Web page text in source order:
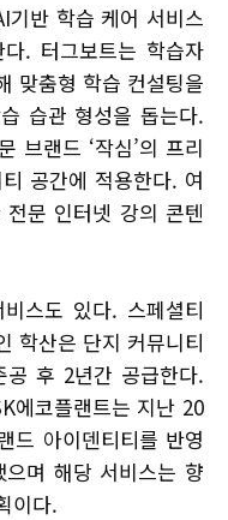
기반 학습 케어 서비스
. 터그보트는 학습자
맞춤형 학습 컨설팅을
습관 형성을 돕는다.
브랜드 ‘작심’의 프리
공간에 적용한다. 여
문 인터넷 강의 콘텐
스도 있다. 스페셜티
학산은 단지 커뮤니티
공 후 2년간 공급한다.
에코플랜트는 지난 20
드 아이덴티티를 반영
으며 해당 서비스는 향
이다.